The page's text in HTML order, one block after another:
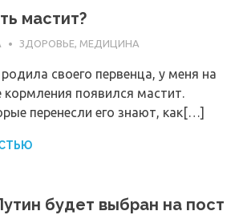
мастит?
ЗДОРОВЬЕ, МЕДИЦИНА
своего первенца, у меня на
появился мастит.
перенесли его знают, как[…]
будет выбран на пост